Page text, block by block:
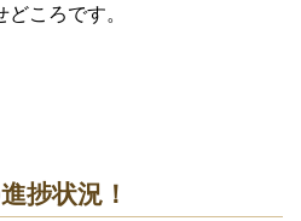
ころです。
捗状況！